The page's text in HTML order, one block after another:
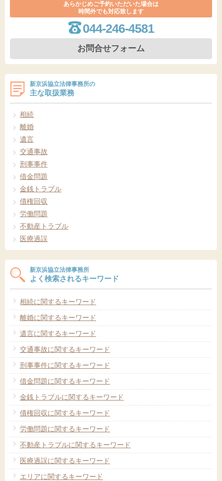
あらかじめご予約いただいた場合は
時間外でも対応致します
044-246-4581
お問合せフォーム
新京浜協立法律事務所の
主な取扱業務
相続
離婚
遺言
交通事故
刑事事件
借金問題
金銭トラブル
債権回収
労働問題
不動産トラブル
医療過誤
新京浜協立法律事務所
よく検索されるキーワード
相続に関するキーワード
離婚に関するキーワード
遺言に関するキーワード
交通事故に関するキーワード
刑事事件に関するキーワード
借金問題に関するキーワード
金銭トラブルに関するキーワード
債権回収に関するキーワード
労働問題に関するキーワード
不動産トラブルに関するキーワード
医療過誤に関するキーワード
エリアに関するキーワード